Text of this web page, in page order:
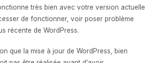
très bien avec votre version actuelle
de fonctionner, voir poser problème
récente de WordPress.
que la mise à jour de WordPress, bien